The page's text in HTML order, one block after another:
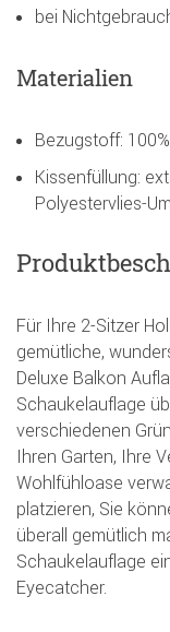
bei
Materialien
Bezugstoff:
Kissenfüllung:
Polyestervlies-
Für Ihre 2-Sitzer
gemütliche,
Deluxe Balkon
Schaukelauflage
verschiedenen
Ihren Garten, Ihre
Wohlfühloase
platzieren, Sie
überall gemütlich
Schaukelauflage
Eyecatcher.